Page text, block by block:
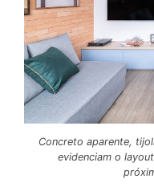
Concreto aparente,
evidenciam o